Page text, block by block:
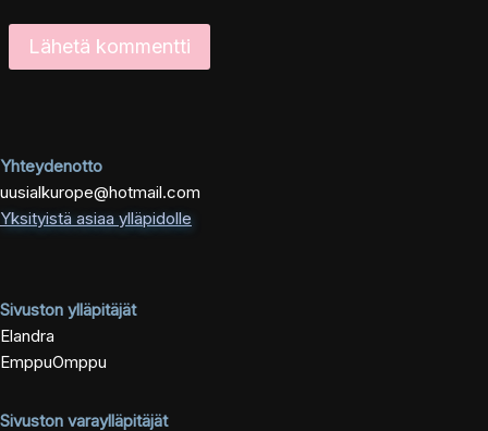
Yhteydenotto
uusialkurope@hotmail.com
Yksityistä asiaa ylläpidolle
Sivuston ylläpitäjät
Elandra
EmppuOmppu
Sivuston varaylläpitäjät